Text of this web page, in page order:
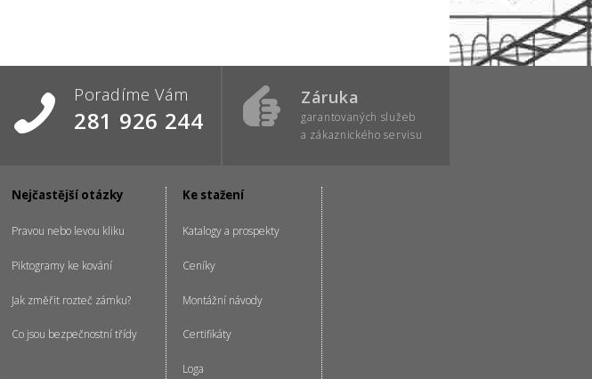
Poradíme Vám
281 926 244
Záruka
garantovaných služeb
a zákaznického servisu
Nejčastější otázky
Pravou nebo levou kliku
Piktogramy ke kování
Jak změřit rozteč zámku?
Co jsou bezpečnostní třídy
Ke stažení
Katalogy a prospekty
Ceníky
Montážní návody
Certifikáty
Loga